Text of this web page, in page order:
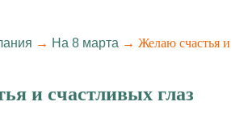
→ На 8 марта → Желаю счастья и
и счастливых глаз